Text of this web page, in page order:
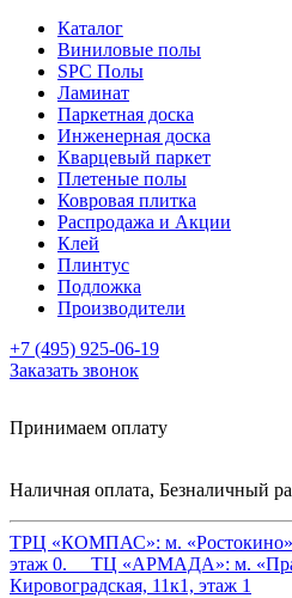
Каталог
Виниловые полы
SPC Полы
Ламинат
Паркетная доска
Инженерная доска
Кварцевый паркет
Плетеные полы
Ковровая плитка
Распродажа и Акции
Клей
Плинтус
Подложка
Производители
+7 (495) 925-06-19
Заказать звонок
Принимаем оплату
Наличная оплата, Безналичный
ТРЦ «КОМПАС»: м.
этаж 0. ТЦ «АРМАДА»: м.
Кировоградская, 11к1, этаж 1